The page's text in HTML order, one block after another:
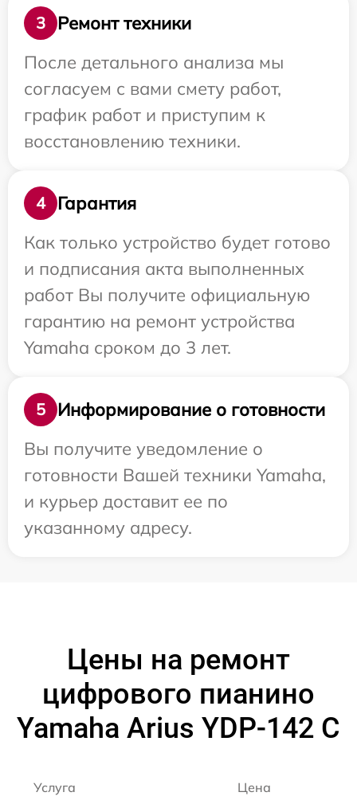
3
Ремонт техники
После детального анализа мы
согласуем с вами смету работ,
график работ и приступим к
восстановлению техники.
4
Гарантия
Как только устройство будет готово
и подписания акта выполненных
работ Вы получите официальную
гарантию на ремонт устройства
Yamaha сроком до 3 лет.
5
Информирование о готовности
Вы получите уведомление о
готовности Вашей техники Yamaha,
и курьер доставит ее по
указанному адресу.
Цены на ремонт
цифрового пианино
Yamaha Arius YDP-142 C
Услуга Цена